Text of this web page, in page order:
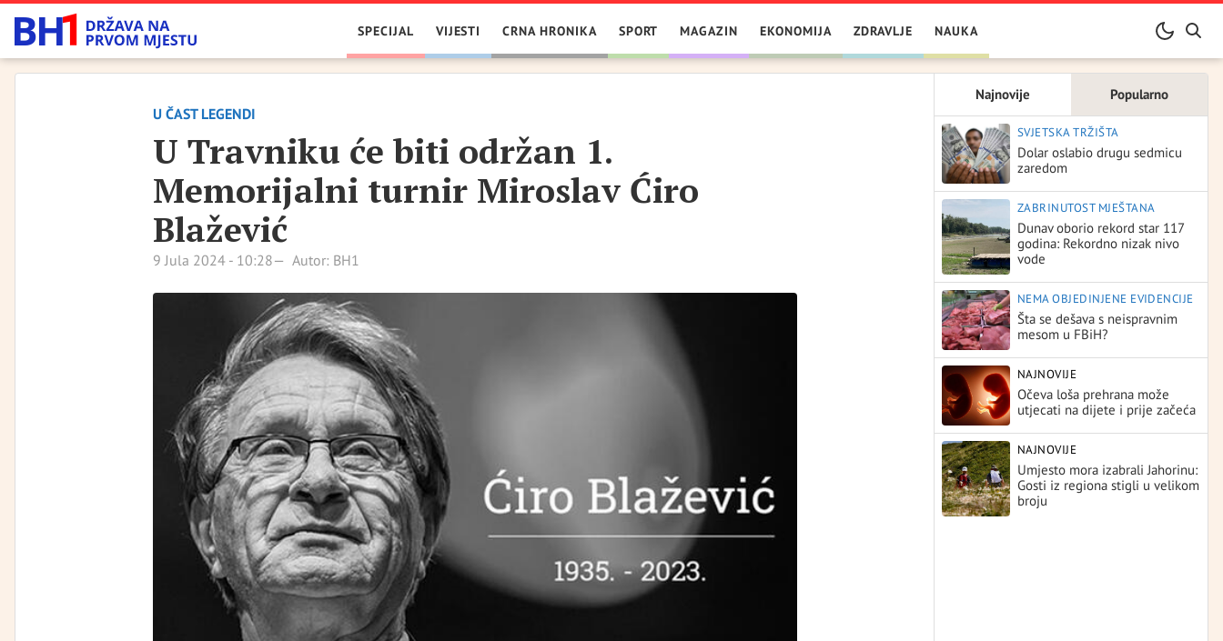
SPECIJAL VIJESTI CRNA HRONIKA SPORT MAGAZIN EKONOMIJA ZDRAVLJE NAUKA
U ČAST LEGENDI
U Travniku će biti održan 1.
Memorijalni turnir Miroslav Ćiro
Blažević
9 Jula 2024 - 10:28 Autor: BH1
Najnovije Popularno
SVJETSKA TRŽIŠTA
Dolar oslabio drugu sedmicu
zaredom
ZABRINUTOST MJEŠTANA
Dunav oborio rekord star 117
godina: Rekordno nizak nivo
vode
NEMA OBJEDINJENE EVIDENCIJE
Šta se dešava s neispravnim
mesom u FBiH?
NAJNOVIJE
Očeva loša prehrana može
utjecati na dijete i prije začeća
NAJNOVIJE
Umjesto mora izabrali Jahorinu:
Gosti iz regiona stigli u velikom
broju